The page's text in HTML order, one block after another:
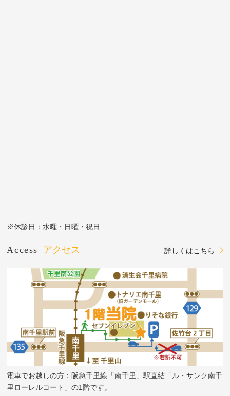
※休診日：水曜・日曜・祝日
Access アクセス 詳しくはこちら
電車でお越しの方：阪急千里線「南千里」駅直結「ル・サンク南千
里ローレルコート」の1階です。